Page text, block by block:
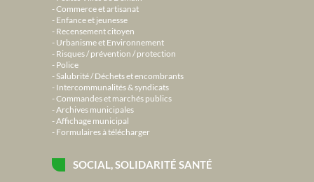
Commerce et artisanat
Enfance et jeunesse
Recensement citoyen
Urbanisme et Environnement
Risques / prévention / protection
Police
Salubrité / Déchets et encombrants
Intercommunalités & syndicats
Commandes et marchés publics
Archives municipales
Affichage municipal
Formulaires à télécharger
SOCIAL, SOLIDARITÉ SANTÉ